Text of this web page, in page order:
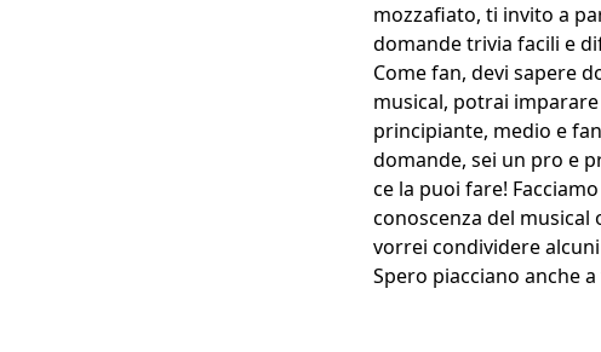
mozzafiato, ti invito a
domande trivia facili e
Come fan, devi sapere
musical, potrai
principiante, medio e
domande, sei un pro e
ce la puoi fare!
conoscenza del
vorrei condividere
Spero piacciano anche a